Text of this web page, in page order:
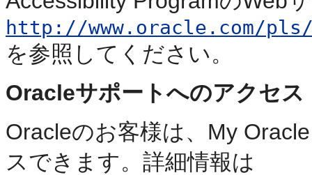
http://www.oracle.com/
を参照してください。
Oracleサポートへのアクセス
Oracleのお客様は、My
スできます。詳細情報は